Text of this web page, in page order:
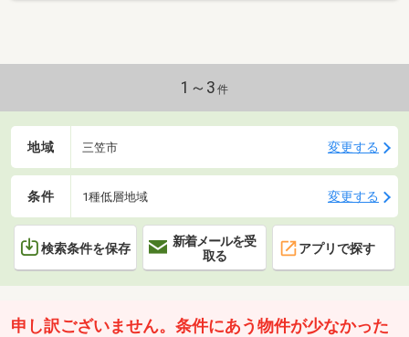
1～3 件
地域 三笠市 変更する
条件 1種低層地域 変更する
検索条件を保存
新着メールを受
取る
アプリで探す
申し訳ございません。条件にあう物件が少なかった